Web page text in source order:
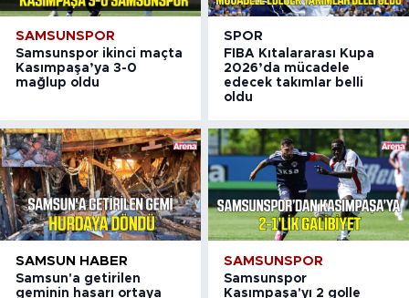
SAMSUNSPOR
Samsunspor ikinci maçta
Kasımpaşa’ya 3-0
mağlup oldu
SPOR
FIBA Kıtalararası Kupa
2026’da mücadele
edecek takımlar belli
oldu
SAMSUN HABER
Samsun'a getirilen
geminin hasarı ortaya
SAMSUNSPOR
Samsunspor
Kasımpaşa'yı 2 golle